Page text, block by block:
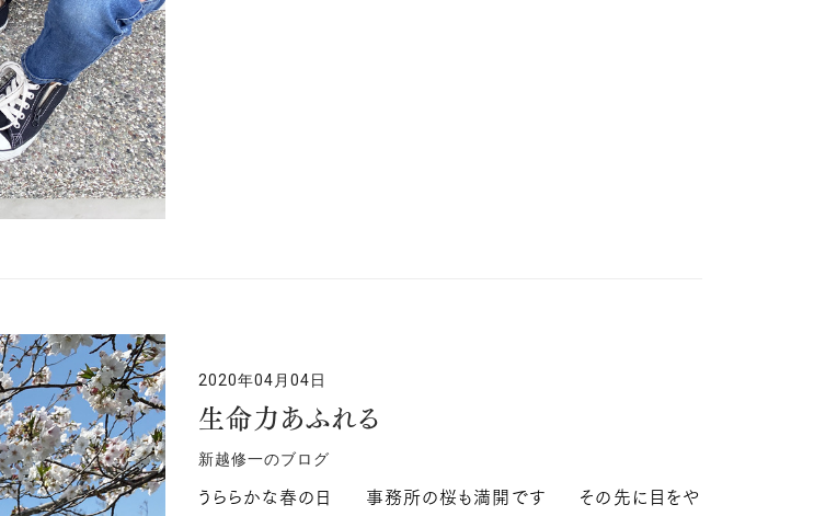
2020年04月04日
生命力あふれる
新越修一のブログ
うららかな春の日 事務所の桜も満開です その先に目をや